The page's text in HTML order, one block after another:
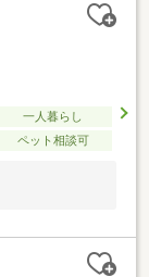
一人暮らし
ペット相談可